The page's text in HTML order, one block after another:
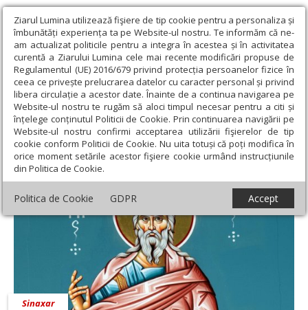
Ziarul Lumina utilizează fişiere de tip cookie pentru a personaliza și
îmbunătăți experiența ta pe Website-ul nostru. Te informăm că ne-
am actualizat politicile pentru a integra în acestea și în activitatea
curentă a Ziarului Lumina cele mai recente modificări propuse de
Regulamentul (UE) 2016/679 privind protecția persoanelor fizice în
ceea ce privește prelucrarea datelor cu caracter personal și privind
libera circulație a acestor date. Înainte de a continua navigarea pe
Website-ul nostru te rugăm să aloci timpul necesar pentru a citi și
înțelege conținutul Politicii de Cookie. Prin continuarea navigării pe
Website-ul nostru confirmi acceptarea utilizării fişierelor de tip
cookie conform Politicii de Cookie. Nu uita totuși că poți modifica în
orice moment setările acestor fişiere cookie urmând instrucțiunile
din Politica de Cookie.
Politica de Cookie GDPR Accept
Ziarul Lumina › 9 mai 2020 - Articole asociate
9 mai 2020 - Articole asociate
Sinaxar